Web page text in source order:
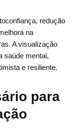
redução
na
A visualização
saúde mental,
e resiliente.
para